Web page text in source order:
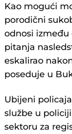
Kao mogući
porodični
odnosi između
pitanja
eskalirao
poseduјe u
Ubiјeni
službe u
sektoru za